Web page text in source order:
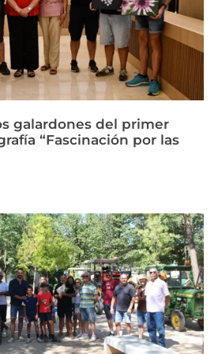
galardones del primer
“Fascinación por las